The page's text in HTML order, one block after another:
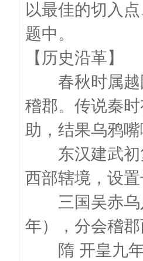
以最佳的切入
题中。
【历史沿革】
春秋时属越
稽郡。传说秦
助，结果乌鸦
东汉建武初
西部辖境，设
三国吴赤乌
年），分会稽
隋 开皇九年